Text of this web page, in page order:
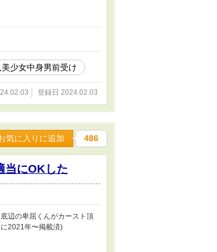
少女中身男前受け
登録日 2024.02.03
気に入りに追加 486
当にOKした
辺の卑屈くんがカースト頂
2021年〜掲載済)